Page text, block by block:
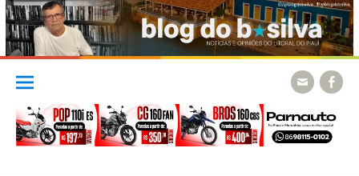
Skip
content